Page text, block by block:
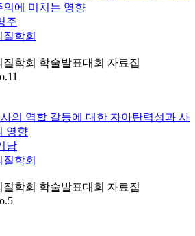
의에 미치는 영향
주
학회
질학회 학술발표대회 자료집
의 역할 갈등에 대한 자아탄력성과 사
영향
남
학회
질학회 학술발표대회 자료집